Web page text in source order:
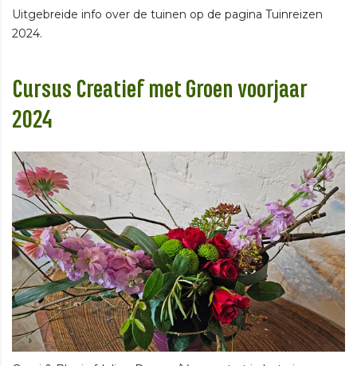
Uitgebreide info over de tuinen op de pagina Tuinreizen
2024.
Cursus Creatief met Groen voorjaar
2024